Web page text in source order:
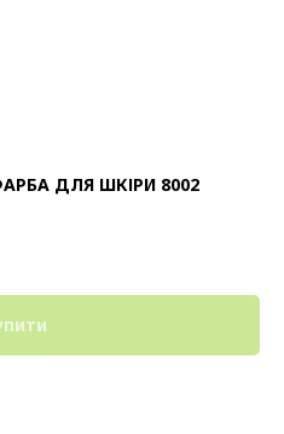
ДЛЯ ШКІРИ 8002